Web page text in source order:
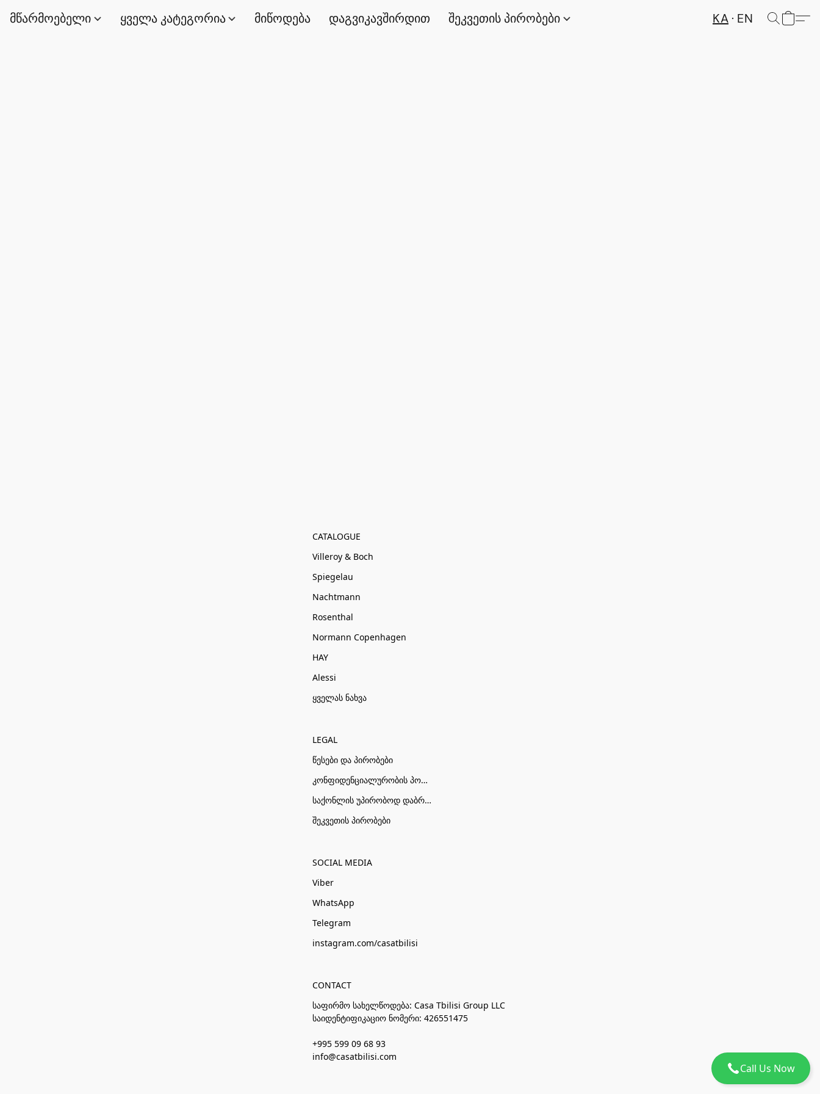
Call Us Now
მწარმოებელი ყველა კატეგორია მიწოდება დაგვიკავშირდით შეკვეთის პირობები KA EN
CATALOGUE
Villeroy & Boch
Spiegelau
Nachtmann
Rosenthal
Normann Copenhagen
HAY
Alessi
ყველას ნახვა
LEGAL
წესები და პირობები
კონფიდენციალურობის პოლიტიკა
საქონლის უპირობოდ დაბრუნების პირობები
შეკვეთის პირობები
SOCIAL MEDIA
Viber
WhatsApp
Telegram
instagram.com/casatbilisi
CONTACT
საფირმო სახელწოდება: Casa Tbilisi Group LLC
საიდენტიფიკაციო ნომერი: 426551475
+995 599 09 68 93
info@casatbilisi.com